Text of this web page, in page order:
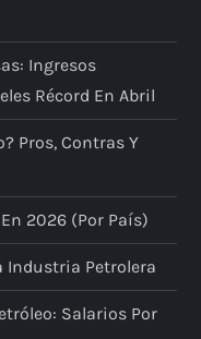
Ingresos
Récord En Abril
Pros, Contras Y
2026 (por País)
Industria Petrolera
Salarios Por